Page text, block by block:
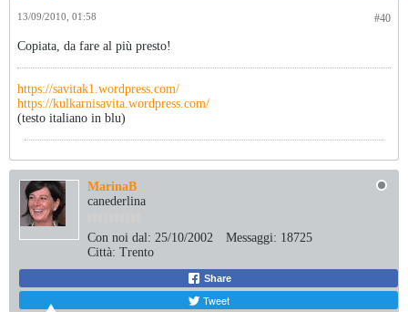
#40
13/09/2010, 01:58
Copiata, da fare al più presto!
https://savitak1.wordpress.com/
https://kulkarnisavita.wordpress.com/
(testo italiano in blu)
MarinaB
canederlina
Con noi dal: 25/10/2002 Messaggi: 18725
Città: Trento
Share
Tweet